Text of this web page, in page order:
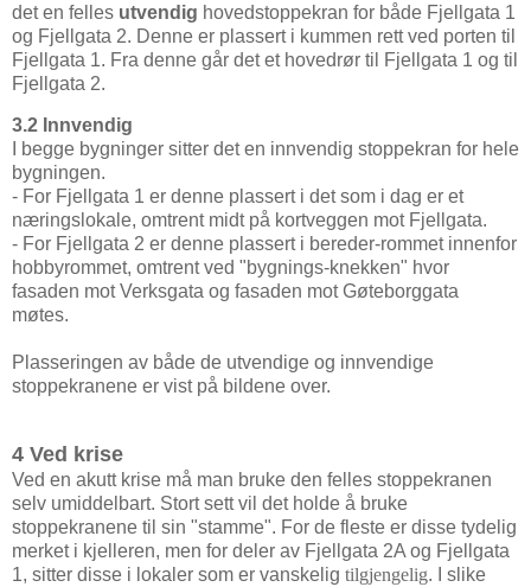
det en felles utvendig hovedstoppekran for både Fjellgata 1
og Fjellgata 2. Denne er plassert i kummen rett ved porten til
Fjellgata 1. Fra denne går det et hovedrør til Fjellgata 1 og til
Fjellgata 2.
3.2 Innvendig
I begge bygninger sitter det en innvendig stoppekran for hele
bygningen.
- For Fjellgata 1 er denne plassert i det som i dag er et
næringslokale, omtrent midt på kortveggen mot Fjellgata.
- For Fjellgata 2 er denne plassert i bereder-rommet innenfor
hobbyrommet, omtrent ved "bygnings-knekken" hvor
fasaden mot Verksgata og fasaden mot Gøteborggata
møtes.
Plasseringen av både de utvendige og innvendige
stoppekranene er vist på bildene over.
4 Ved krise
Ved en akutt krise må man bruke den felles stoppekranen
selv umiddelbart. Stort sett vil det holde å bruke
stoppekranene til sin "stamme". For de fleste er disse tydelig
merket i kjelleren, men for deler av Fjellgata 2A og Fjellgata
1, sitter disse i lokaler som er vanskelig tilgjengelig. I slike